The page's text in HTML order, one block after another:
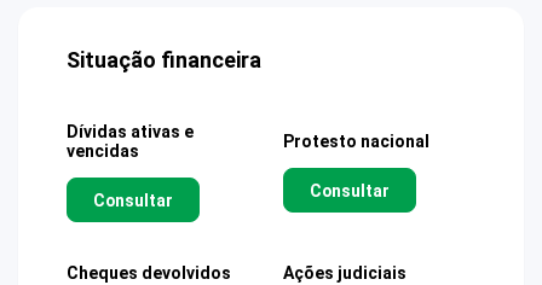
Situação financeira
Dívidas ativas e
vencidas
Consultar
Protesto nacional
Consultar
Cheques devolvidos Ações judiciais